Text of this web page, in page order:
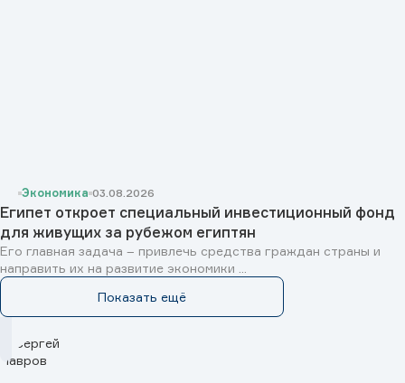
Экономика 03.08.2026
Египет откроет специальный инвестиционный фонд
для живущих за рубежом египтян
Его главная задача – привлечь средства граждан страны и
направить их на развитие экономики ...
Показать ещё